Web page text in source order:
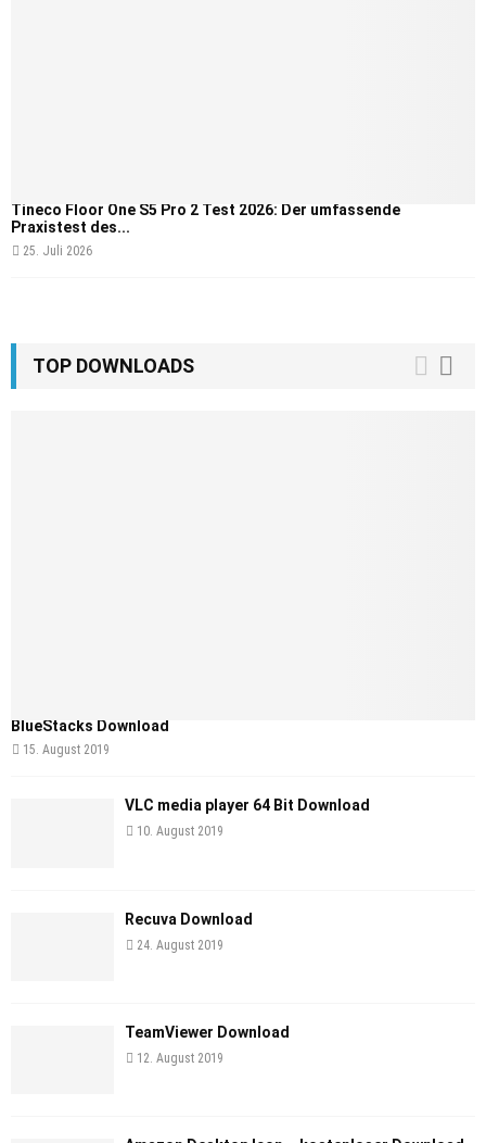
Tineco Floor One S5 Pro 2 Test 2026: Der umfassende
Praxistest des...
25. Juli 2026
TOP DOWNLOADS
BlueStacks Download
15. August 2019
VLC media player 64 Bit Download
10. August 2019
Recuva Download
24. August 2019
TeamViewer Download
12. August 2019